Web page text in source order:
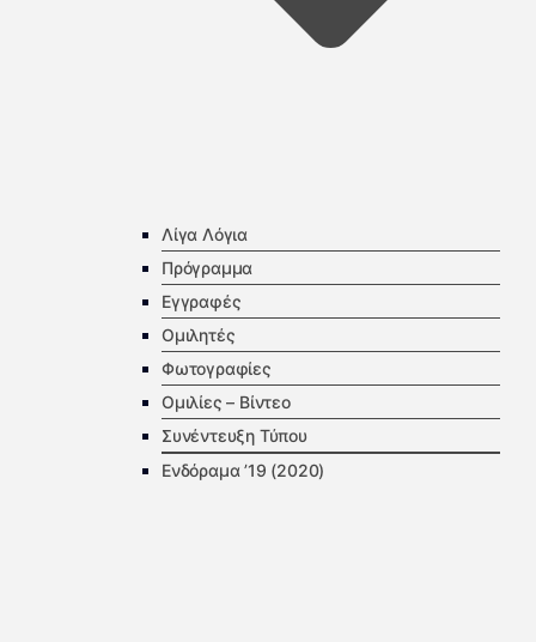
Λίγα Λόγια
Πρόγραμμα
Εγγραφές
Ομιλητές
Φωτογραφίες
Ομιλίες – Βίντεο
Συνέντευξη Τύπου
Ενδόραμα ’19 (2020)